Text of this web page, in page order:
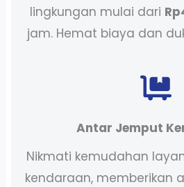
lingkungan mulai dari
jam. Hemat biaya dan
Antar Jemput
Nikmati kemudahan
kendaraan, memberikan